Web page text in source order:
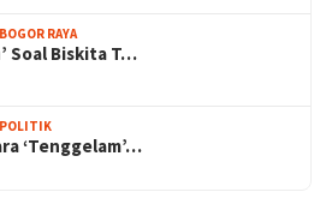
BOGOR RAYA
Soal Biskita T…
POLITIK
‘Tenggelam’…